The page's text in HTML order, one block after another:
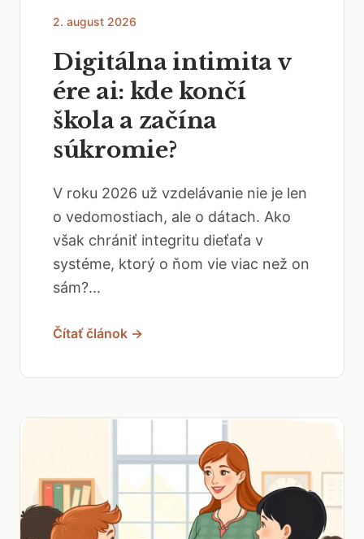
2. august 2026
Digitálna intimita v
ére ai: kde končí
škola a začína
súkromie?
V roku 2026 už vzdelávanie nie je len
o vedomostiach, ale o dátach. Ako
však chrániť integritu dieťaťa v
systéme, ktorý o ňom vie viac než on
sám?...
Čítať článok →